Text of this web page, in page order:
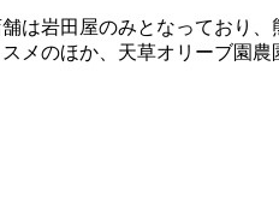
は岩田屋のみとなっており
メのほか、天草オリーブ園農